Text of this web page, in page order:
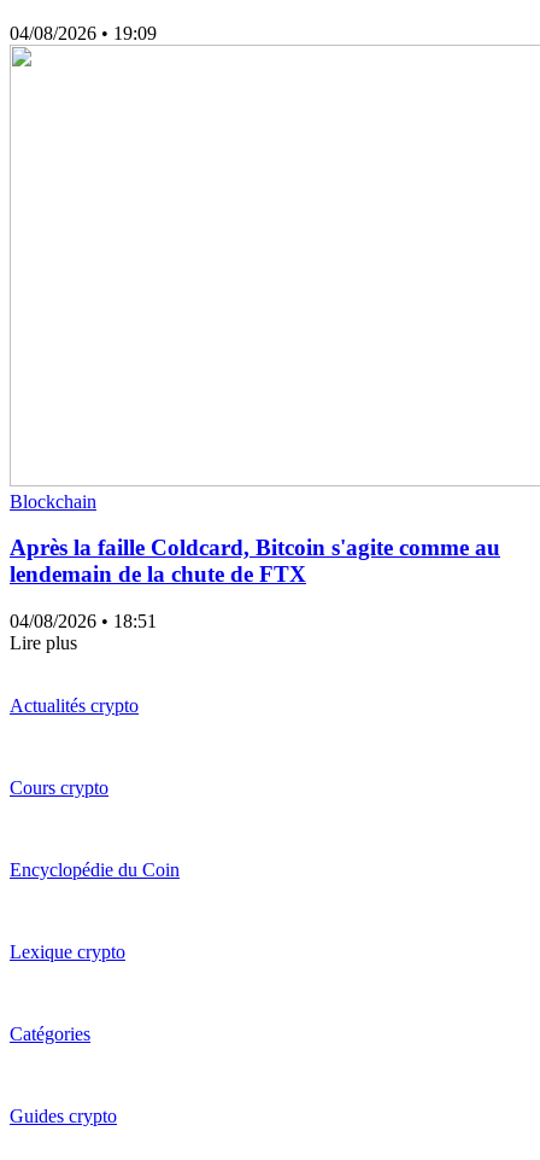
04/08/2026 • 19:09
Blockchain
Après la faille Coldcard, Bitcoin s'agite comme au
lendemain de la chute de FTX
04/08/2026 • 18:51
Lire plus
Actualités crypto
Cours crypto
Encyclopédie du Coin
Lexique crypto
Catégories
Guides crypto